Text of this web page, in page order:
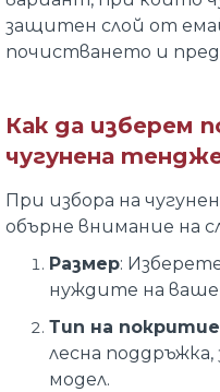
защитен слой от
почистването и
Как да изберем
чугунена
При избора на
обърне внимание на
Размер:
нуждите на
Тип на
лесна
модел.